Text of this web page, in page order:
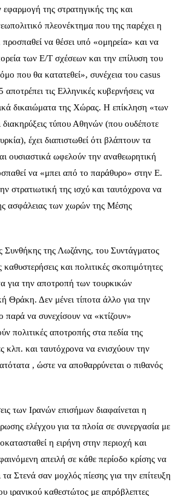
της στρατηγικής της και
πλεονέκτημα που της παρέχει η
να θέσει υπό «ομηρεία» και να
των Ε/Τ σχέσεων και την επίλυση του
που θα κατατεθεί», συνέχεια του casus
τις Ελληνικές κυβερνήσεις να
δικαιώματα της Χώρας. Η επίκληση «των
τύπου Αθηνών (που ουδέποτε
έχει διαπιστωθεί ότι βλάπτουν τα
ουσιαστικά ωφελούν την αναθεωρητική
να «μπει από το παράθυρο» στην Ε.
στρατιωτική της ισχύ και ταυτόχρονα να
ασφάλειας των χωρών της Μέσης
Συνθήκης της Λωζάνης, του Συντάγματος
και πολιτικές σκοπιμότητες
για την αποτροπή των τουρκικών
Θράκη. Δεν μένει τίποτα άλλο για την
να συνεχίσουν να «κτίζουν»
πολιτικές αποτροπής στα πεδία της
κλπ. και ταυτόχρονα να ενισχύουν την
, ώστε να αποθαρρύνεται ο πιθανός
των Ιρανών επισήμων διαφαίνεται η
ελέγχου για τα πλοία σε συνεργασία με
η ειρήνη στην περιοχή και
απειλή σε κάθε περίοδο κρίσης να
τα Στενά σαν μοχλός πίεσης για την επίτευξη
ιρανικού καθεστώτος με απρόβλεπτες